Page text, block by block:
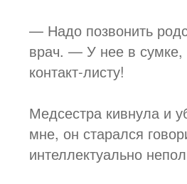
— Надо позвонить
врач. — У нее в
контакт-листу!
Медсестра кивнула и
мне, он старался
интеллектуально